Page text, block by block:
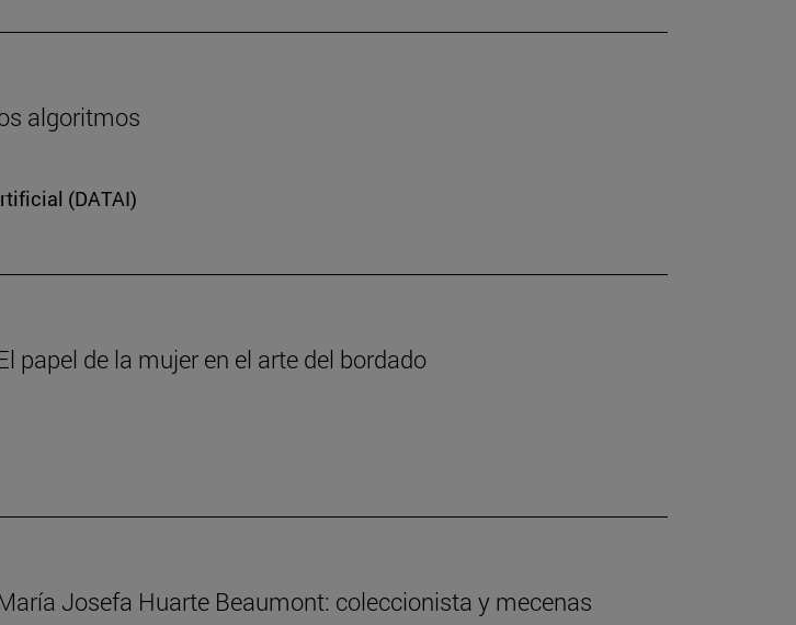
algoritmos
(DATAI)
papel de la mujer en el arte del bordado
Josefa Huarte Beaumont: coleccionista y mecenas